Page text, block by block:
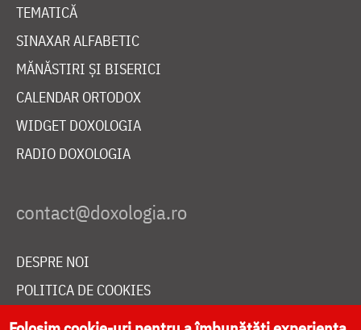
TEMATICĂ
SINAXAR ALFABETIC
MĂNĂSTIRI ȘI BISERICI
CALENDAR ORTODOX
WIDGET DOXOLOGIA
RADIO DOXOLOGIA
DESPRE NOI
POLITICA DE COOKIES
DONEAZĂ ONLINE PENTRU CATEDRALA NAȚIONALĂ